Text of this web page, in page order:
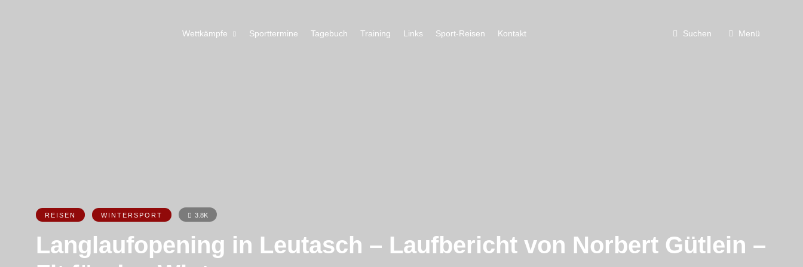
Wettkämpfe Sporttermine Tagebuch Training Links Sport-Reisen Kontakt Suchen Menü
REISEN WINTERSPORT 3.8K
Langlaufopening in Leutasch – Laufbericht von Norbert Gütlein –